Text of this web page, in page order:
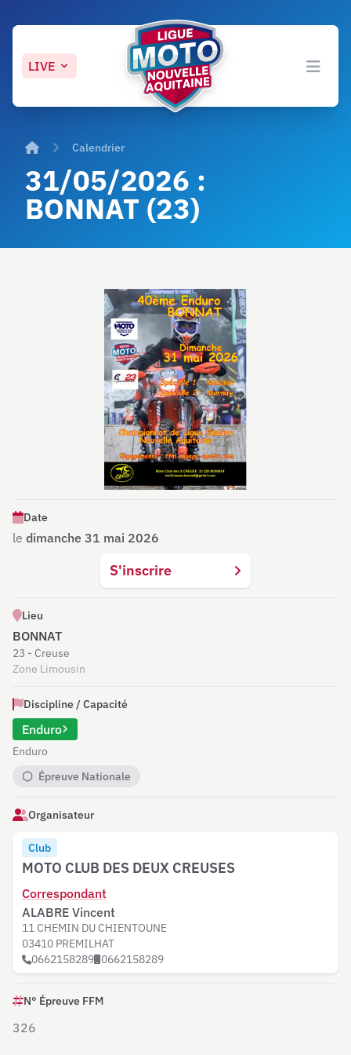
LIVE
Open
AccueilCalendrier
31/05/2026 :
BONNAT (23)
Date
le dimanche 31 mai 2026
S'inscrire
Lieu
BONNAT
23 - Creuse
Zone Limousin
Discipline / Capacité
Enduro
Enduro
Épreuve Nationale
Organisateur
Club
MOTO CLUB DES DEUX CREUSES
Correspondant
ALABRE Vincent
11 CHEMIN DU CHIENTOUNE
03410 PREMILHAT
0662158289 0662158289
N° Épreuve FFM
326